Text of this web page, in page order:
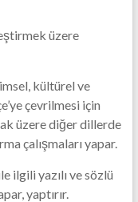
üzere
kültürel ve
çevrilmesi için
üzere diğer dillerde
çalışmaları yapar.
ilgili yazılı ve sözlü
yaptırır.